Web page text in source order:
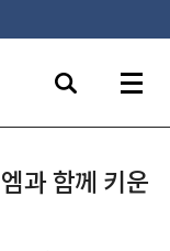
과 함께 키운